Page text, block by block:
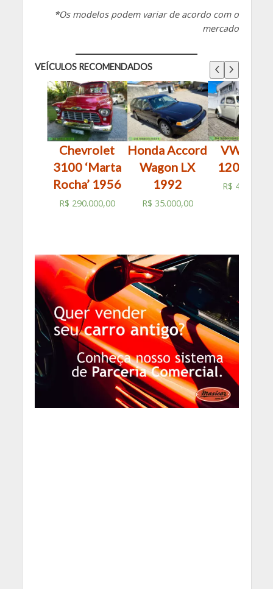
*Os modelos podem variar de acordo com o
mercado
VEÍCULOS RECOMENDADOS
Chevrolet
3100 ‘Marta
Rocha’ 1956
R$ 290.000,00
Honda Accord
Wagon LX
1992
R$ 35.000,00
VW
1200
R$ 49.900,00